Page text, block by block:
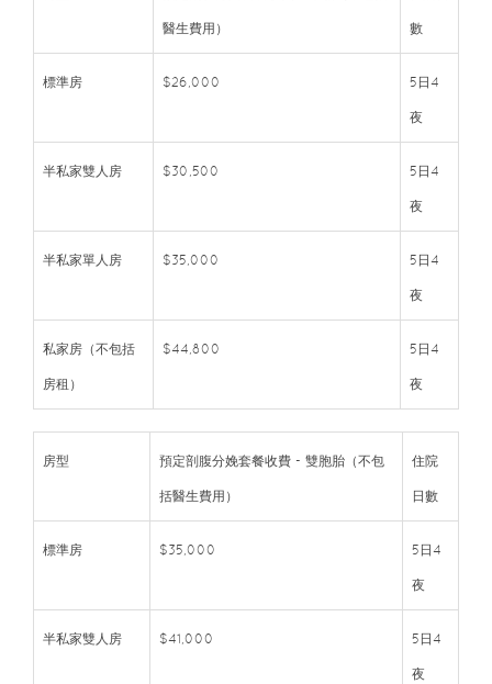
醫生費用） 數
標準房 $26,000 5日4
夜
半私家雙人房 $30,500 5日4
夜
半私家單人房 $35,000 5日4
夜
私家房（不包括
房租）
$44,800 5日4
夜
房型 預定剖腹分娩套餐收費 - 雙胞胎（不包
括醫生費用）
住院
日數
標準房 $35,000 5日4
夜
半私家雙人房 $41,000 5日4
夜